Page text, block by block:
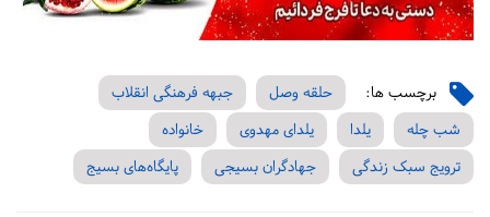
برچسب ها: حلقه وصل
جبهه فرهنگی انقلاب
شب چله
یلدا یلدای مهدوی
خانواده
ترویج سبک زندگی
جهادگران بسیجی پایگاه‌های بسیج